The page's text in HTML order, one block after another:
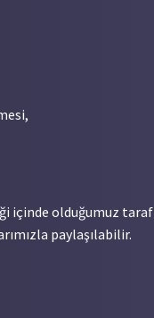
içinde olduğumuz
paylaşılabilir.